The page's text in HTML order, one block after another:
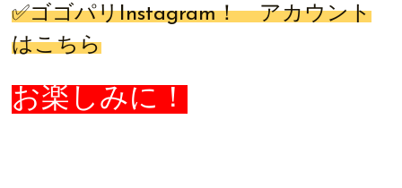
✅ゴゴパリInstagram！ アカウント
はこちら
お楽しみに！